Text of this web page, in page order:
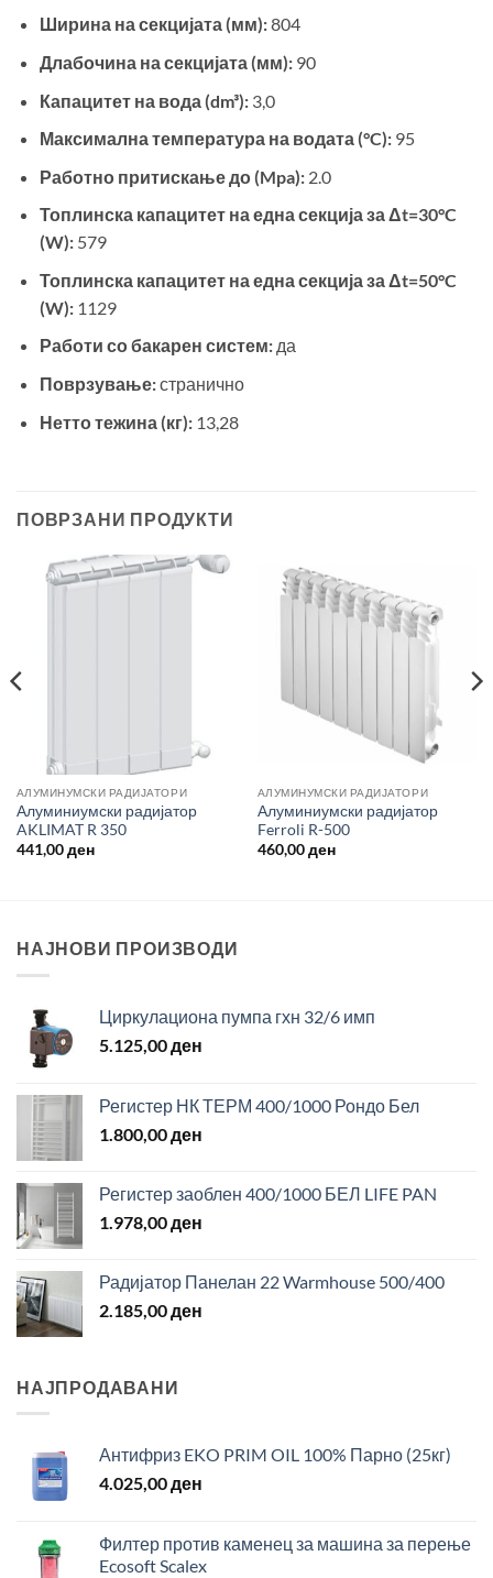
Ширина на секцијата (мм):804
Длабочина на секцијата (мм):90
Капацитет на вода (dm³):3,0
Максимална температура на водата (°C):95
Работно притискање до (Mpa):2.0
Топлинска капацитет на една секција за Δt=30°C
(W):579
Топлинска капацитет на една секција за Δt=50°C
(W):1129
Работи со бакарен систем:да
Поврзување:странично
Нетто тежина (кг):13,28
ПОВРЗАНИ ПРОДУКТИ
AЛУМИНУМСКИ РАДИЈАТОРИ
Алуминиумски радијатор
AKLIMAT R 350
441,00ден
AЛУМИНУМСКИ РАДИЈАТОРИ
Алуминиумски радијатор
Ferroli R-500
460,00ден
НАЈНОВИ ПРОИЗВОДИ
Циркулациона пумпа гхн 32/6 имп
5.125,00 ден
Регистер НК ТЕРМ 400/1000 Рондо Бел
1.800,00 ден
Регистер заоблен 400/1000 БЕЛ LIFE PAN
1.978,00 ден
Радијатор Панелан 22 Warmhouse 500/400
2.185,00 ден
НАЈПРОДАВАНИ
Антифриз EKO PRIM OIL 100% Парно (25кг)
4.025,00ден
Филтер против каменец за машина за перење
Ecosoft Scalex